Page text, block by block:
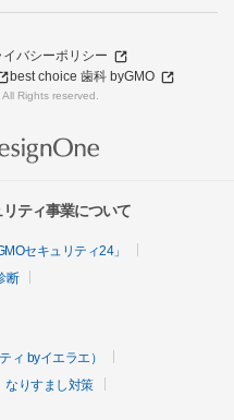
イバシーポリシー
best choice 歯科 byGMO
Rights reserved.
ティ事業について
セキュリティ24」
断
ィ byイエラエ）
なりすまし対策